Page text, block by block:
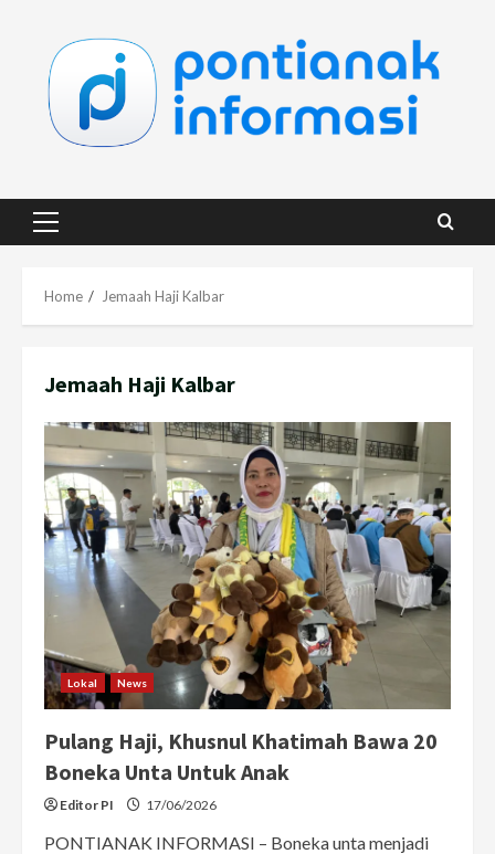
content
Primary
Home Jemaah Haji Kalbar
Jemaah Haji Kalbar
Lokal News
Pulang Haji, Khusnul Khatimah Bawa 20
Boneka Unta Untuk Anak
Editor PI 17/06/2026
PONTIANAK INFORMASI – Boneka unta menjadi